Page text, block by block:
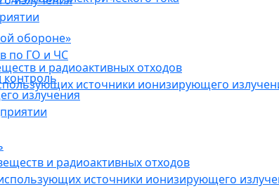
и радиоактивных отходов
источники ионизирующего
обороне»
по ГО и ЧС
контроль
излучения
и радиоактивных отходов
источники ионизирующего